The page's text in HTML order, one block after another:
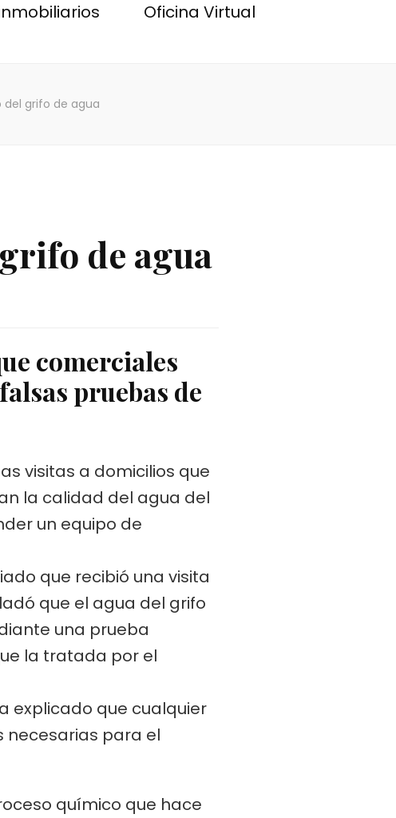
Oficina Virtual
grifo de agua
de agua
comerciales
pruebas de
visitas a domicilios que
la calidad del agua del
un equipo de
que recibió una visita
que el agua del grifo
una prueba
la tratada por el
explicado que cualquier
necesarias para el
químico que hace